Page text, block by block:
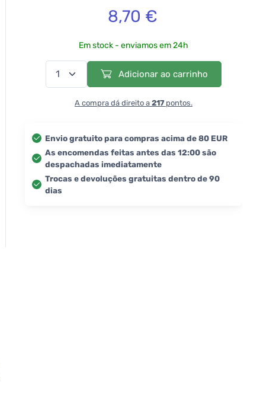
8,70 €
Em stock - enviamos em 24h
Adicionar ao carrinho
A compra dá direito a 217 pontos.
Envio gratuito para compras acima de 80 EUR
As encomendas feitas antes das 12:00 são
despachadas imediatamente
Trocas e devoluções gratuitas dentro de 90
dias